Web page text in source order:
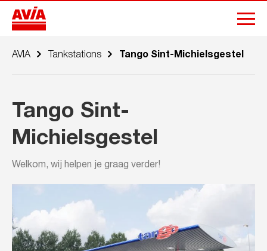
AVIA Tankstations Tango Sint-Michielsgestel
Tango Sint-
Michielsgestel
Welkom, wij helpen je graag verder!